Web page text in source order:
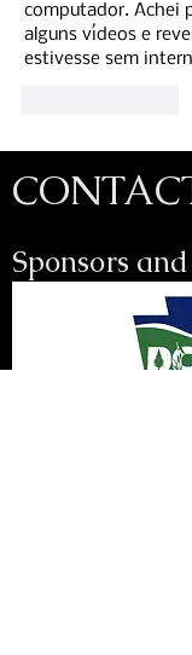
computador. Achei
alguns vídeos e
estivesse sem
Sponsors